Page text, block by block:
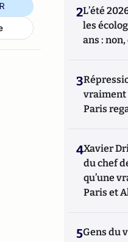
2L’été
les
ans :
3
vraiment
Paris
4Xavier
du chef
qu’une
Paris et
5Gens du